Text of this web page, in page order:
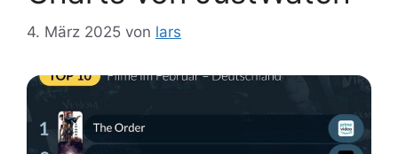
4. März 2025 von lars